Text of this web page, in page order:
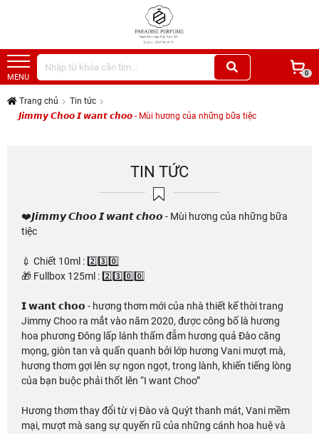
MENU 0
Trang chủ
Tin tức
𝙅𝙞𝙢𝙢𝙮 𝘾𝙝𝙤𝙤 𝙄 𝙬𝙖𝙣𝙩 𝙘𝙝𝙤𝙤 - Mùi hương của những bữa tiệc
TIN TỨC
❤️𝙅𝙞𝙢𝙢𝙮 𝘾𝙝𝙤𝙤 𝙄 𝙬𝙖𝙣𝙩 𝙘𝙝𝙤𝙤 - Mùi hương của những bữa
tiệc
💉 Chiết 10ml : 2️⃣3️⃣0️⃣
🎁 Fullbox 125ml : 2️⃣3️⃣0️⃣0️⃣
𝗜 𝘄𝗮𝗻𝘁 𝗰𝗵𝗼𝗼 - hương thơm mới của nhà thiết kế thời trang
Jimmy Choo ra mắt vào năm 2020, được công bố là hương
hoa phương Đông lấp lánh thấm đẫm hương quả Đào căng
mọng, giòn tan và quấn quanh bởi lớp hương Vani mượt mà,
hương thơm gợi lên sự ngon ngọt, trong lành, khiến tiếng lòng
của bạn buộc phải thốt lên “I want Choo”
Hương thơm thay đổi từ vị Đào và Quýt thanh mát, Vani mềm
mại, mượt mà sang sự quyến rũ của những cánh hoa huệ và